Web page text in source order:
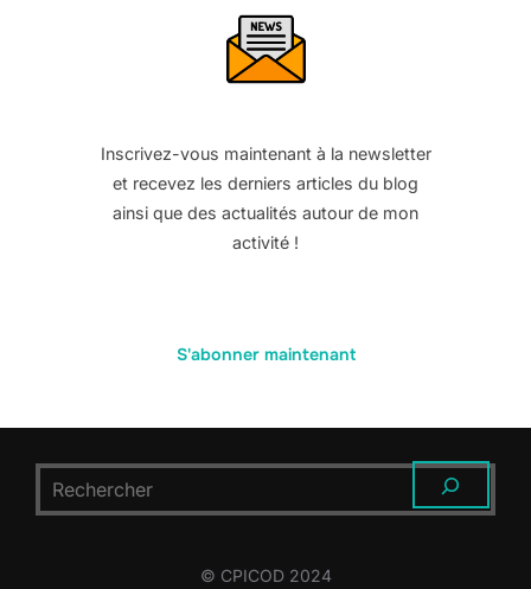
Inscrivez-vous maintenant à la newsletter
et recevez les derniers articles du blog
ainsi que des actualités autour de mon
activité !
S'abonner maintenant
RECHERCHER
© CPICOD 2024